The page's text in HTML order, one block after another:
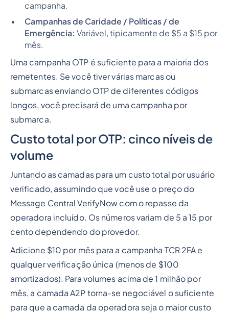
campanha.
Campanhas de Caridade / Políticas / de
Emergência: Variável, tipicamente de $5 a $15 por
mês.
Uma campanha OTP é suficiente para a maioria dos
remetentes. Se você tiver várias marcas ou
submarcas enviando OTP de diferentes códigos
longos, você precisará de uma campanha por
submarca.
Custo total por OTP: cinco níveis de
volume
Juntando as camadas para um custo total por usuário
verificado, assumindo que você use o preço do
Message Central VerifyNow com o repasse da
operadora incluído. Os números variam de 5 a 15 por
cento dependendo do provedor.
Adicione $10 por mês para a campanha TCR 2FA e
qualquer verificação única (menos de $100
amortizados). Para volumes acima de 1 milhão por
mês, a camada A2P torna-se negociável o suficiente
para que a camada da operadora seja o maior custo